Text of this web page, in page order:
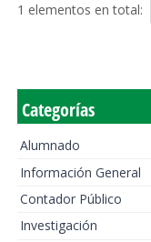
1 elementos en total:
Categorías
Alumnado
Información General
Contador Público
Investigación